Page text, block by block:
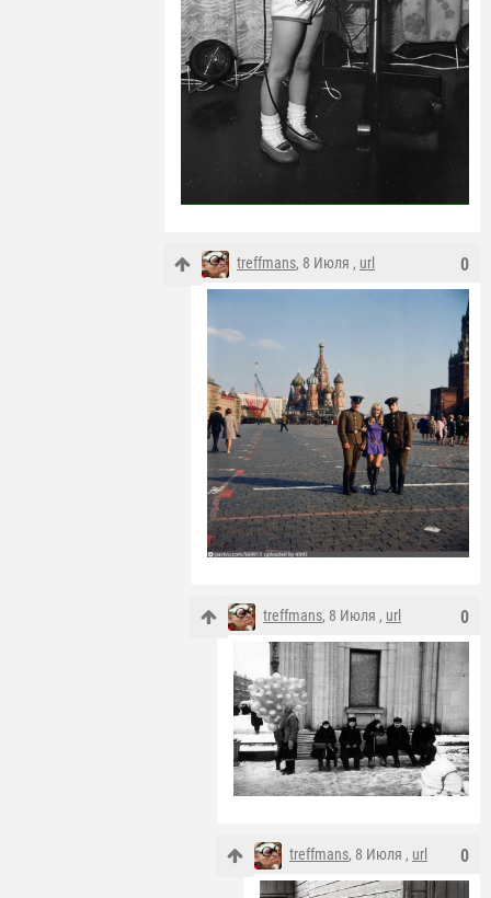
0
treffmans, 8 Июля , url
0
treffmans, 8 Июля , url
0
treffmans, 8 Июля , url